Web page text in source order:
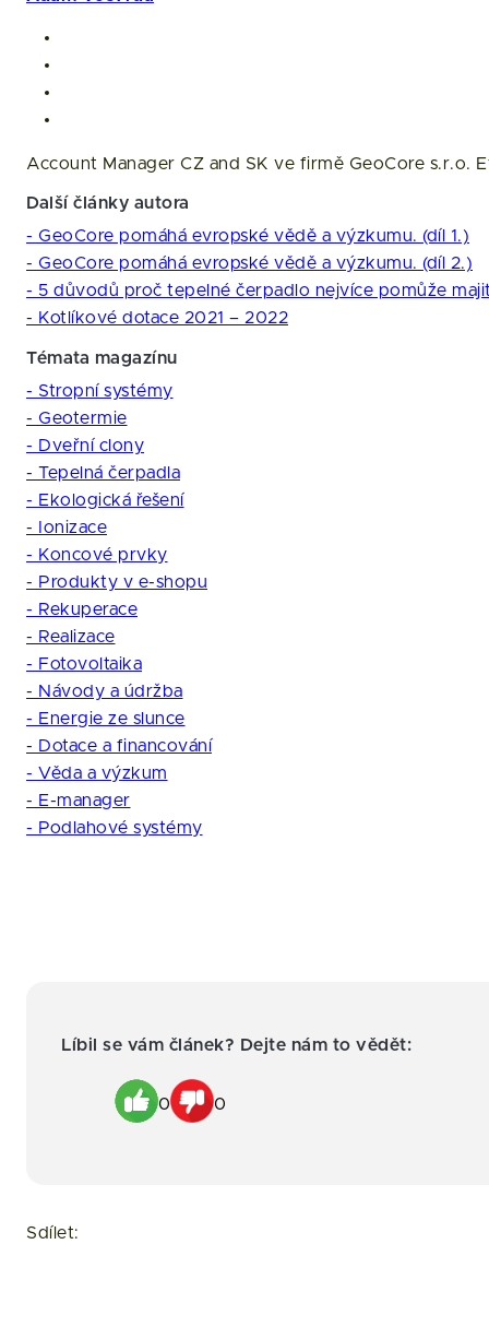
Account Manager CZ and SK ve firmě GeoCore s.r.o.
Další články autora
- GeoCore pomáhá evropské vědě a výzkumu. (díl 1.)
- GeoCore pomáhá evropské vědě a výzkumu. (díl 2.)
- 5 důvodů proč tepelné čerpadlo nejvíce pomůže
- Kotlíkové dotace 2021 – 2022
Témata magazínu
- Stropní systémy
- Geotermie
- Dveřní clony
- Tepelná čerpadla
- Ekologická řešení
- Ionizace
- Koncové prvky
- Produkty v e-shopu
- Rekuperace
- Realizace
- Fotovoltaika
- Návody a údržba
- Energie ze slunce
- Dotace a financování
- Věda a výzkum
- E-manager
- Podlahové systémy
Líbil se vám článek? Dejte nám to vědět:
0 0
Sdílet: